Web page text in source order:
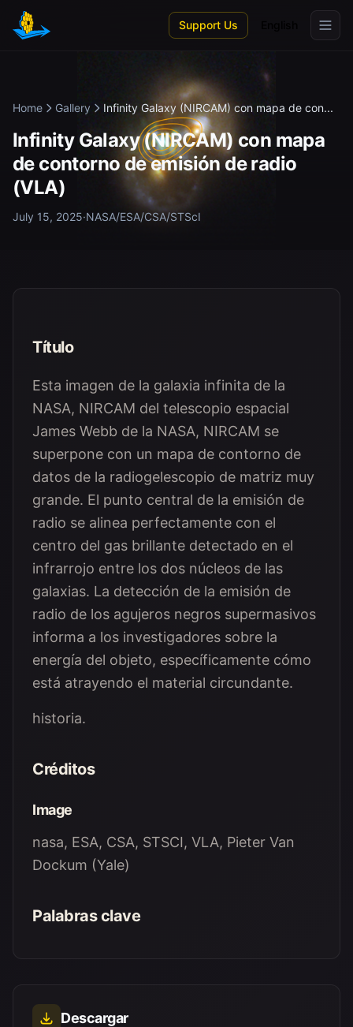
Skip to main content
Support Us
Home Gallery Infinity Galaxy (NIRCAM) con mapa de con...
Infinity Galaxy (NIRCAM) con mapa
de contorno de emisión de radio
(VLA)
July 15, 2025·NASA/ESA/CSA/STScI
Título
Esta imagen de la galaxia infinita de la
NASA, NIRCAM del telescopio espacial
James Webb de la NASA, NIRCAM se
superpone con un mapa de contorno de
datos de la radiogelescopio de matriz muy
grande. El punto central de la emisión de
radio se alinea perfectamente con el
centro del gas brillante detectado en el
infrarrojo entre los dos núcleos de las
galaxias. La detección de la emisión de
radio de los agujeros negros supermasivos
informa a los investigadores sobre la
energía del objeto, específicamente cómo
está atrayendo el material circundante.
historia.
Créditos
Image
nasa, ESA, CSA, STSCI, VLA, Pieter Van
Dockum (Yale)
Palabras clave
Descargar